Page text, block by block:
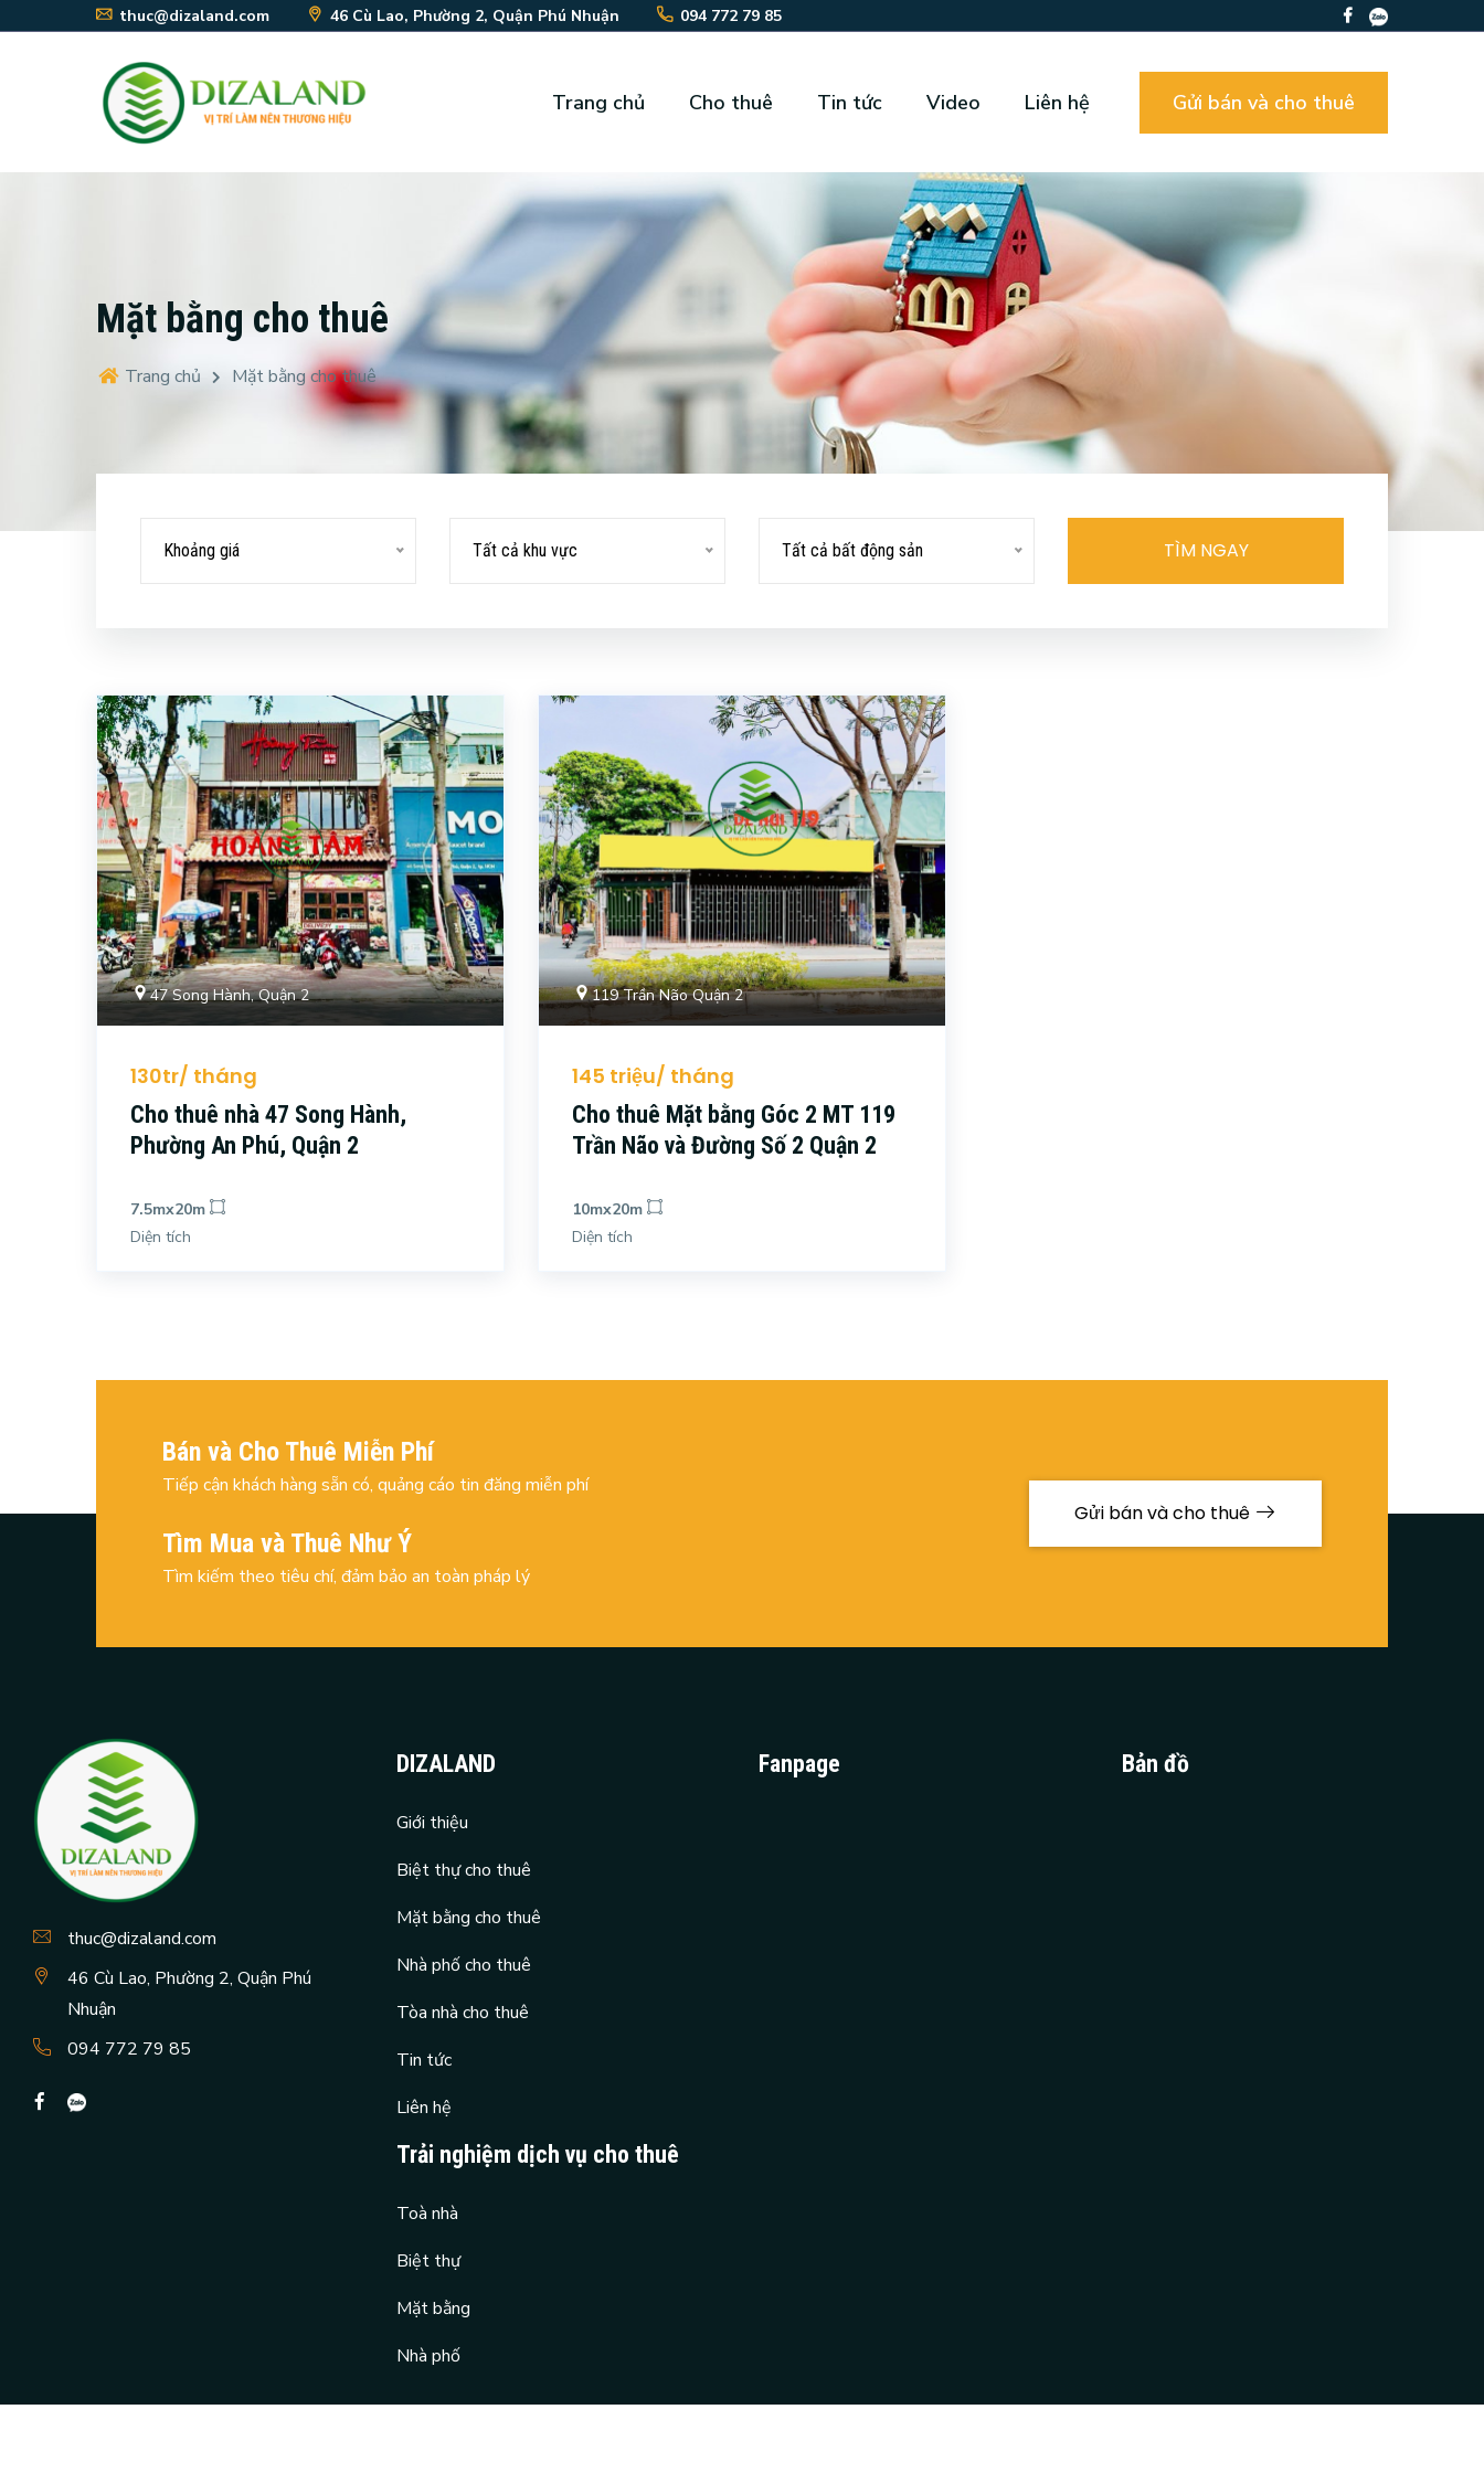
thuc@dizaland.com 46 Cù Lao, Phường 2, Quận Phú Nhuận 094 772 79 85
Trang chủ Cho thuê Tin tức Video Liên hệ Gửi bán và cho thuê
Mặt bằng cho thuê
Trang chủ Mặt bằng cho thuê
Khoảng giá Tất cả khu vực Tất cả bất động sản TÌM NGAY
47 Song Hành, Quận 2
130tr/ tháng
Cho thuê nhà 47 Song Hành,
Phường An Phú, Quận 2
7.5mx20m
Diện tích
119 Trần Não Quận 2
145 triệu/ tháng
Cho thuê Mặt bằng Góc 2 MT 119
Trần Não và Đường Số 2 Quận 2
10mx20m
Diện tích
Bán và Cho Thuê Miễn Phí
Tiếp cận khách hàng sẵn có, quảng cáo tin đăng miễn phí
Tìm Mua và Thuê Như Ý
Tìm kiếm theo tiêu chí, đảm bảo an toàn pháp lý
Gửi bán và cho thuê
thuc@dizaland.com
46 Cù Lao, Phường 2, Quận Phú
Nhuận
094 772 79 85
DIZALAND
Giới thiệu
Biệt thự cho thuê
Mặt bằng cho thuê
Nhà phố cho thuê
Tòa nhà cho thuê
Tin tức
Liên hệ
Trải nghiệm dịch vụ cho thuê
Toà nhà
Biệt thự
Mặt bằng
Nhà phố
Fanpage Bản đồ